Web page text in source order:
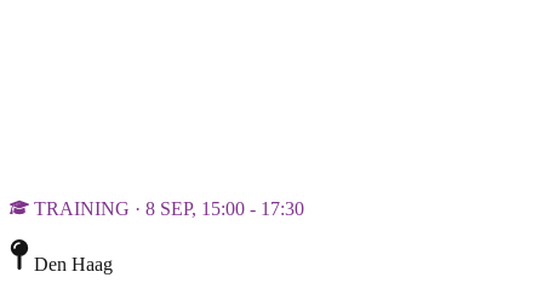
TRAINING · 8 SEP, 15:00 - 17:30
Den Haag